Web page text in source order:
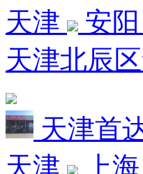
天津
安
天津北辰
天津首
天津
上海